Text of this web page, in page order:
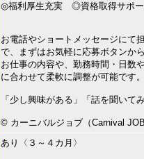
◎福利厚生充実 ◎資格取得サポー
お電話やショートメッセージにて
で、まずはお気軽に応募ボタンか
お仕事の内容や、勤務時間・日数
に合わせて柔軟に調整が可能です。
「少し興味がある」「話を聞いて
©︎ カーニバルジョブ（Carnival JOB
あり〈３～４カ月〉